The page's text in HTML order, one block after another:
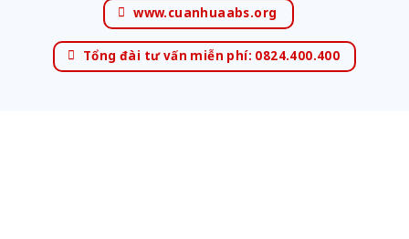
www.cuanhuaabs.org
Tổng đài tư vấn miễn phí: 0824.400.400